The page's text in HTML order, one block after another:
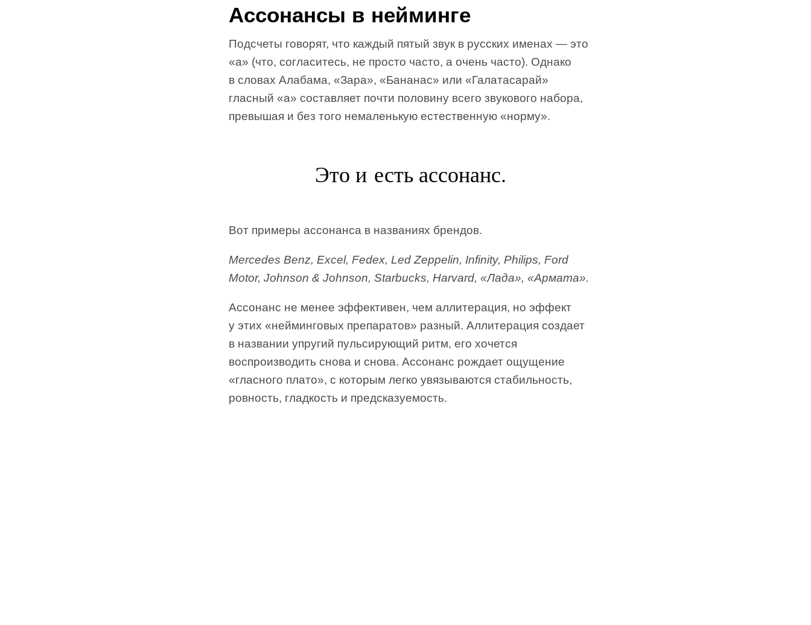
Ассонансы в нейминге
Подсчеты говорят, что каждый пятый звук в русских именах — это
«а» (что, согласитесь, не просто часто, а очень часто). Однако
в словах Алабама, «Зара», «Бананас» или «Галатасарай»
гласный «а» составляет почти половину всего звукового набора,
превышая и без того немаленькую естественную «норму».
Это и есть ассонанс.
Вот примеры ассонанса в названиях брендов.
Mercedes Benz, Excel, Fedex, Led Zeppelin, Infinity, Philips, Ford
Motor, Johnson & Johnson, Starbucks, Harvard, «Лада», «Армата».
Ассонанс не менее эффективен, чем аллитерация, но эффект
у этих «нейминговых препаратов» разный. Аллитерация создает
в названии упругий пульсирующий ритм, его хочется
воспроизводить снова и снова. Ассонанс рождает ощущение
«гласного плато», с которым легко увязываются стабильность,
ровность, гладкость и предсказуемость.